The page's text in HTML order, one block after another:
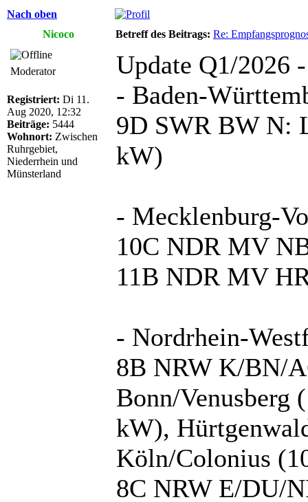
Nach oben
Nicoco
Betreff des Beitrags: Re:
Moderator
Registriert: Di 11.
Aug 2020, 12:32
Beiträge: 5444
Wohnort: Zwischen
Ruhrgebiet,
Niederrhein und
Münsterland
Update Q1/2026
- Baden-
9D SWR BW N:
kW)
- Mecklenburg-
10C NDR MV
11B NDR MV
- Nordrhein-
8B NRW K/BN/
Bonn/Venusberg
kW),
Köln/Colonius
8C NRW E/DU/